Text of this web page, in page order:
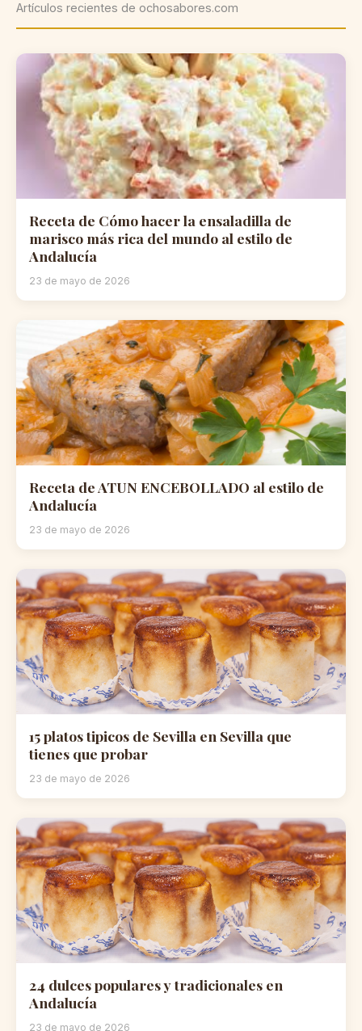
Artículos recientes de ochosabores.com
Receta de Cómo hacer la ensaladilla de
marisco más rica del mundo al estilo de
Andalucía
23 de mayo de 2026
Receta de ATUN ENCEBOLLADO al estilo de
Andalucía
23 de mayo de 2026
15 platos tipicos de Sevilla en Sevilla que
tienes que probar
23 de mayo de 2026
24 dulces populares y tradicionales en
Andalucía
23 de mayo de 2026